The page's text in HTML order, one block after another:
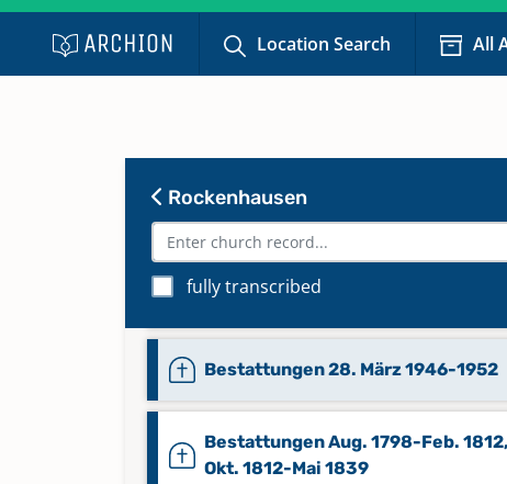
Location Search All
Rockenhausen
fully transcribed
Bestattungen 1887-5. Aug. 1918
Bestattungen 1953-1973
Bestattungen 28. März 1946-1952
Bestattungen Aug. 1798-Feb. 1812,
Okt. 1812-Mai 1839